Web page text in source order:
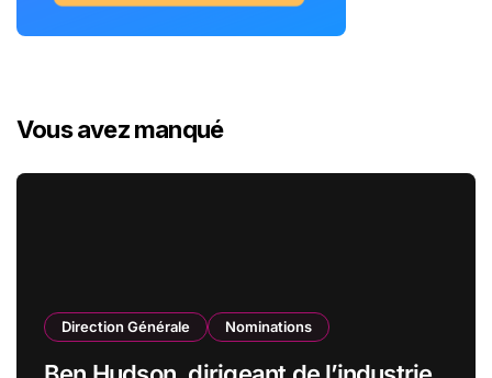
Vous avez manqué
Direction Générale Nominations